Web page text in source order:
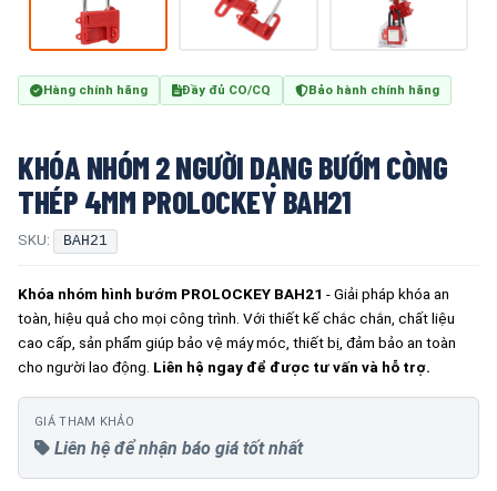
Hàng chính hãng Đầy đủ CO/CQ Bảo hành chính hãng
KHÓA NHÓM 2 NGƯỜI DẠNG BƯỚM CÒNG
THÉP 4MM PROLOCKEY BAH21
SKU: BAH21
Khóa nhóm hình bướm PROLOCKEY BAH21 - Giải pháp khóa an
toàn, hiệu quả cho mọi công trình. Với thiết kế chắc chắn, chất liệu
cao cấp, sản phẩm giúp bảo vệ máy móc, thiết bị, đảm bảo an toàn
cho người lao động. Liên hệ ngay để được tư vấn và hỗ trợ.
GIÁ THAM KHẢO
Liên hệ để nhận báo giá tốt nhất